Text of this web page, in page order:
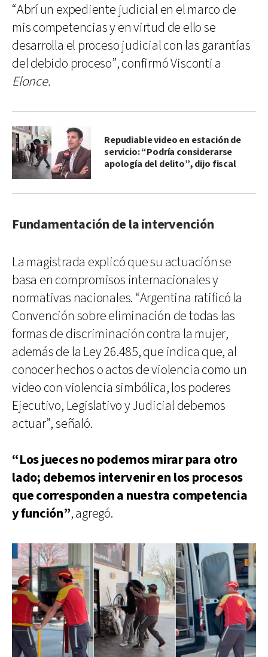
“Abrí un expediente judicial en el marco de
mis competencias y en virtud de ello se
desarrolla el proceso judicial con las garantías
del debido proceso”, confirmó Visconti a
Elonce.
Repudiable video en estación de
servicio: “Podría considerarse
apología del delito”, dijo fiscal
Fundamentación de la intervención
La magistrada explicó que su actuación se
basa en compromisos internacionales y
normativas nacionales. “Argentina ratificó la
Convención sobre eliminación de todas las
formas de discriminación contra la mujer,
además de la Ley 26.485, que indica que, al
conocer hechos o actos de violencia como un
video con violencia simbólica, los poderes
Ejecutivo, Legislativo y Judicial debemos
actuar”, señaló.
“Los jueces no podemos mirar para otro
lado; debemos intervenir en los procesos
que corresponden a nuestra competencia
y función”, agregó.